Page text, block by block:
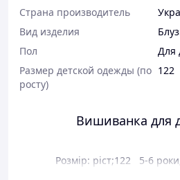
Страна производитель
Вид изделия
Пол
Для
Размер детской одежды (по
росту)
122
Вишиванка для
Розмір: ріст;122 5-6